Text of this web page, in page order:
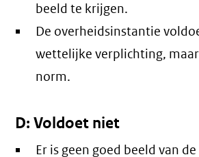
beeld te krijgen.
De overheidsinstantie
wettelijke verplichting,
norm.
D: Voldoet niet
Er is geen goed beeld van de